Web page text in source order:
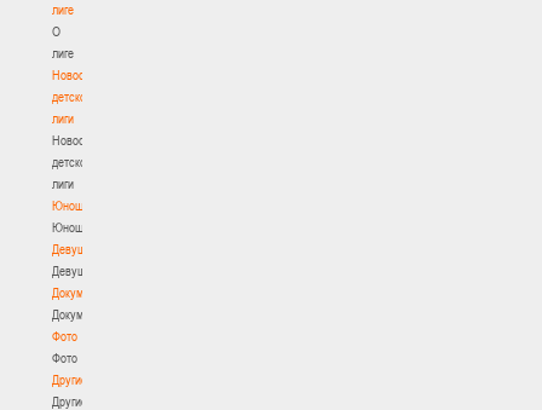
лиге
О
лиге
Новости
детской
лиги
Новости
детской
лиги
Юноши
Юноши
Девушки
Девушки
Документы
Документы
Фото
Фото
Другие
Другие